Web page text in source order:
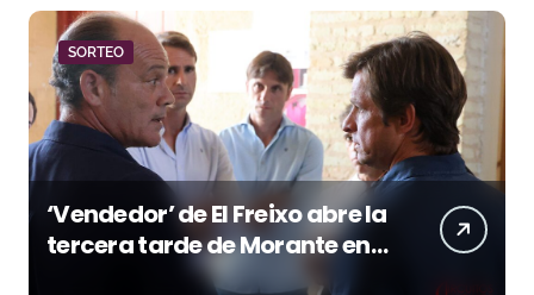
SORTEO
‘Vendedor’ de El Freixo abre la
tercera tarde de Morante en
la temporada portuense